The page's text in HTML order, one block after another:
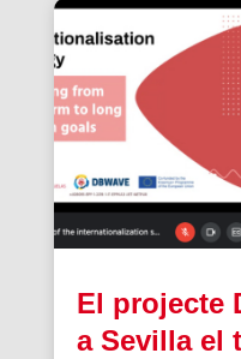
El projecte
a Sevilla el